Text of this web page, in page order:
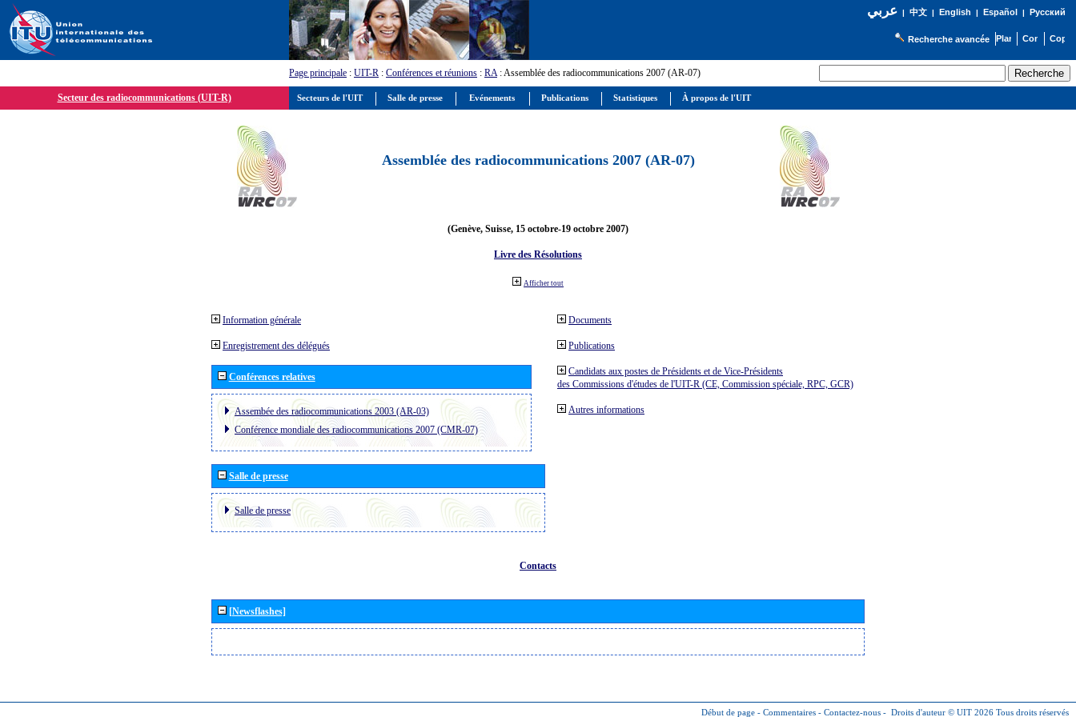
عربي| 中文| English | Español | Русский
Recherche avancée
Page principale : UIT-R : Conférences et réunions : RA: Assemblée des radiocommunications 2007 (AR-07)
Secteur des radiocommunications (UIT-R)
Assemblée des radiocommunications 2007 (AR-07)
(Genève, Suisse, 15 octobre-19 octobre 2007)
Livre des Résolutions
Afficher tout
Information générale
Enregistrement des délégués
Conférences relatives
Assembée des radiocommunications 2003 (AR-03)
Conférence mondiale des radiocommunications 2007 (CMR-07)
Salle de presse
Salle de presse
Documents
Publications
Candidats aux postes de Présidents et de Vice-Présidents
des Commissions d'études de l'UIT-R (CE, Commission spéciale, RPC, GCR)
Autres informations
Contacts
[Newsflashes]
Début de page - Commentaires - Contactez-nous - Droits d'auteur © UIT 2026 Tous droits réservés
Secteurs de l'UIT Salle de presse Evénements Publications Statistiques À propos de l'UIT